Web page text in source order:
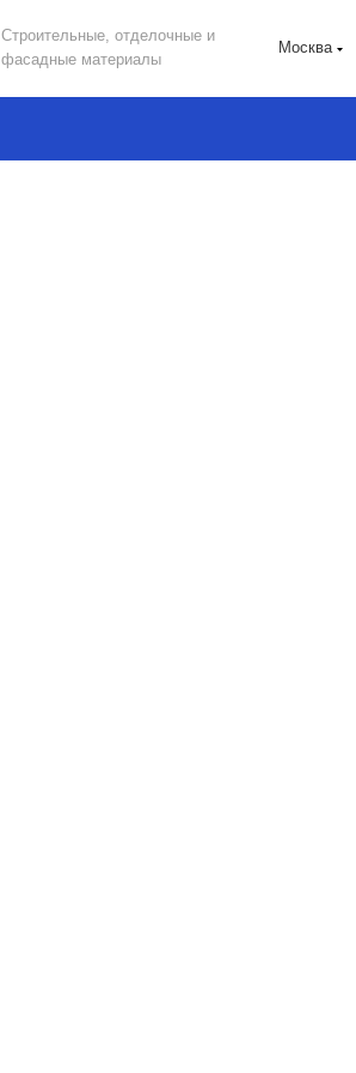
Строительные, отделочные и
фасадные материалы
Москва